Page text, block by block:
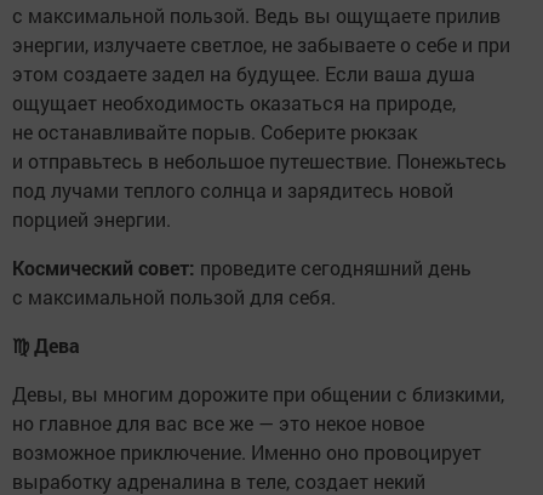
с максимальной пользой. Ведь вы ощущаете прилив
энергии, излучаете светлое, не забываете о себе и при
этом создаете задел на будущее. Если ваша душа
ощущает необходимость оказаться на природе,
не останавливайте порыв. Соберите рюкзак
и отправьтесь в небольшое путешествие. Понежьтесь
под лучами теплого солнца и зарядитесь новой
порцией энергии.
Космический совет: проведите сегодняшний день
с максимальной пользой для себя.
♍Дева
Девы, вы многим дорожите при общении с близкими,
но главное для вас все же — это некое новое
возможное приключение. Именно оно провоцирует
выработку адреналина в теле, создает некий